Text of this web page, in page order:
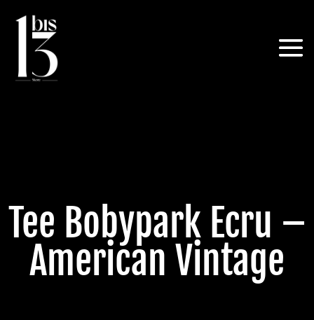
Tee Bobypark Ecru –
American Vintage